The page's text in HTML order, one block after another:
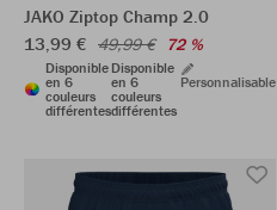
JAKO Ziptop Champ 2.0
13,99 € 49,99 € 72 %
Disponible
en 6
couleurs
différentes
Disponible
en 6
couleurs
différentes
Personnalisable